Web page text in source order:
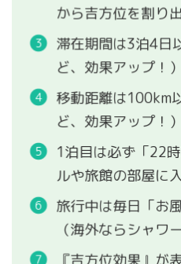
から吉方位を割り出
滞在期間は3泊4日
ど、効果アップ！）
移動距離は100km
ど、効果アップ！）
1泊目は必ず「22
ルや旅館の部屋に入
旅行中は毎日「お
（海外ならシャワ
『吉方位効果』が